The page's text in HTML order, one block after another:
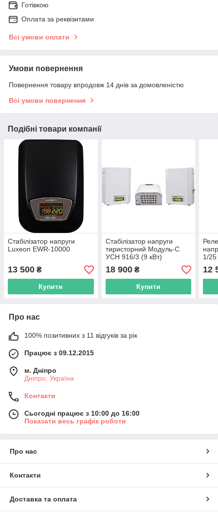
Готівкою
Оплата за реквізитами
Всі умови оплати
Умови повернення
Повернення товару впродовж 14 днів за домовленістю
Всі умови повернення
Подібні товари компанії
Стабілізатор напруги
Luxeon EWR-10000
13 500 ₴
Купити
Стабілізатор напруги
тиристорний Модуль-С
УСН 916/3 (9 кВт)
18 900₴
Купити
1/
12
Про нас
100% позитивних з 11 відгуків за рік
Працює з 09.12.2015
м. Дніпро
Дніпро, Україна
Контакти
Сьогодні працює з 10:00 до 16:00
Показати весь графік роботи
Про нас
Контакти
Доставка та оплата